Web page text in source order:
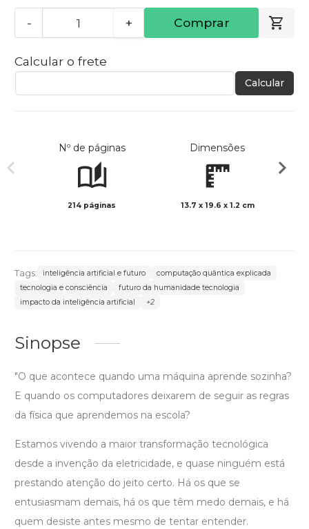
- + Comprar
Calcular o frete
Calcular
Nº de páginas
214 páginas
Dimensões
13.7 x 19.6 x 1.2 cm
Tags: inteligência artificial e futuro
computação quântica explicada
tecnologia e consciência
futuro da humanidade tecnologia
impacto da inteligência artificial
+2
Sinopse
"O que acontece quando uma máquina aprende sozinha?
E quando os computadores deixarem de seguir as regras
da física que aprendemos na escola?
Estamos vivendo a maior transformação tecnológica
desde a invenção da eletricidade, e quase ninguém está
prestando atenção do jeito certo. Há os que se
entusiasmam demais, há os que têm medo demais, e há
quem desiste antes mesmo de tentar entender.